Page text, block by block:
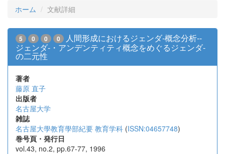
ホーム 文献詳細
5 0 0 0
人間形成におけるジェンダ-概念分析--
ジェンダ-・アンデンティティ概念をめぐるジェンダ-
の二元性
著者
藤原 直子
出版者
名古屋大学
雑誌
名古屋大學教育學部紀要 教育学科 (ISSN:04657748)
巻号頁・発行日
vol.43, no.2, pp.67-77, 1996